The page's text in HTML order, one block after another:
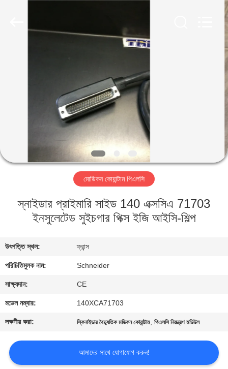
কারখানা
যোগাযোগ
করুন
উদ্ধৃতির
আবেদন
মোডিকন কোয়ান্টাম পিএলসি
স্নাইডার প্রাইমারি সাইড 140 এক্সসিএ 71703
ইনসুলেটেড সুইচগার পিক্স ইজি আইসি-শিল্প
উৎপত্তি স্থল: ফ্রান্স
পরিচিতিমুলক নাম: Schneider
সাক্ষ্যদান: CE
মডেল নম্বার: 140XCA71703
লক্ষণীয় করা: স্কিনাইডার বৈদ্যুতিক মডিকন কোয়ান্টাম,পিএলসি নিয়ন্ত্রণ মডিউল
আমাদের সাথে যোগাযোগ করুন!